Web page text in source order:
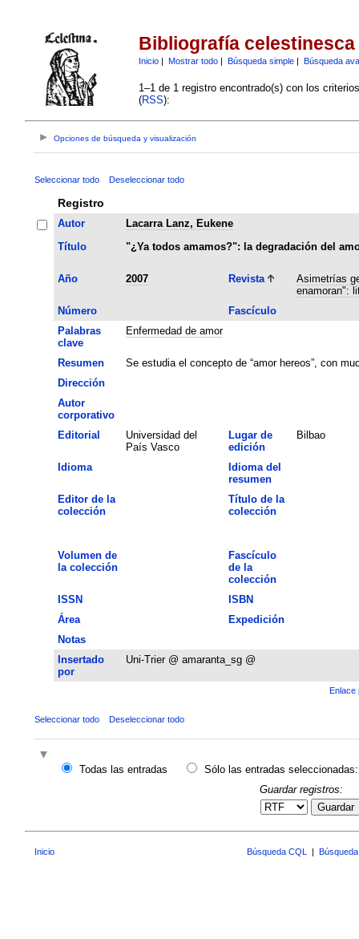
Bibliografía celestinesca
Inicio| Mostrar todo| Búsqueda simple| Búsqueda
1–1 de 1 registro encontrado(s) con los
(RSS):
Opciones de búsqueda y visualización
Seleccionar todo Deseleccionar todo
Registro
Autor
Lacarra Lanz, Eukene
Título
"¿Ya todos amamos?": la degradación del
Año 2007 Revista
Asimetrías
enamoran":
Número
Fascículo
Palabras
clave
Enfermedad de amor
Resumen
Se estudia el concepto de “amor hereos”, con
Dirección
Autor
corporativo
Editorial
Universidad del
País Vasco
Lugar de
edición
Bilbao
Idioma
Idioma del
resumen
Editor de la
colección
Título de la
colección
Volumen de
la colección
Fascículo
de la
colección
ISSN
ISBN
Área
Expedición
Notas
Insertado
por
Uni-Trier @ amaranta_sg @
Enlace
Seleccionar todo Deseleccionar todo
Todas las entradas
Sólo las entradas seleccionadas:
Guardar registros:
Guardar
Inicio Búsqueda CQL